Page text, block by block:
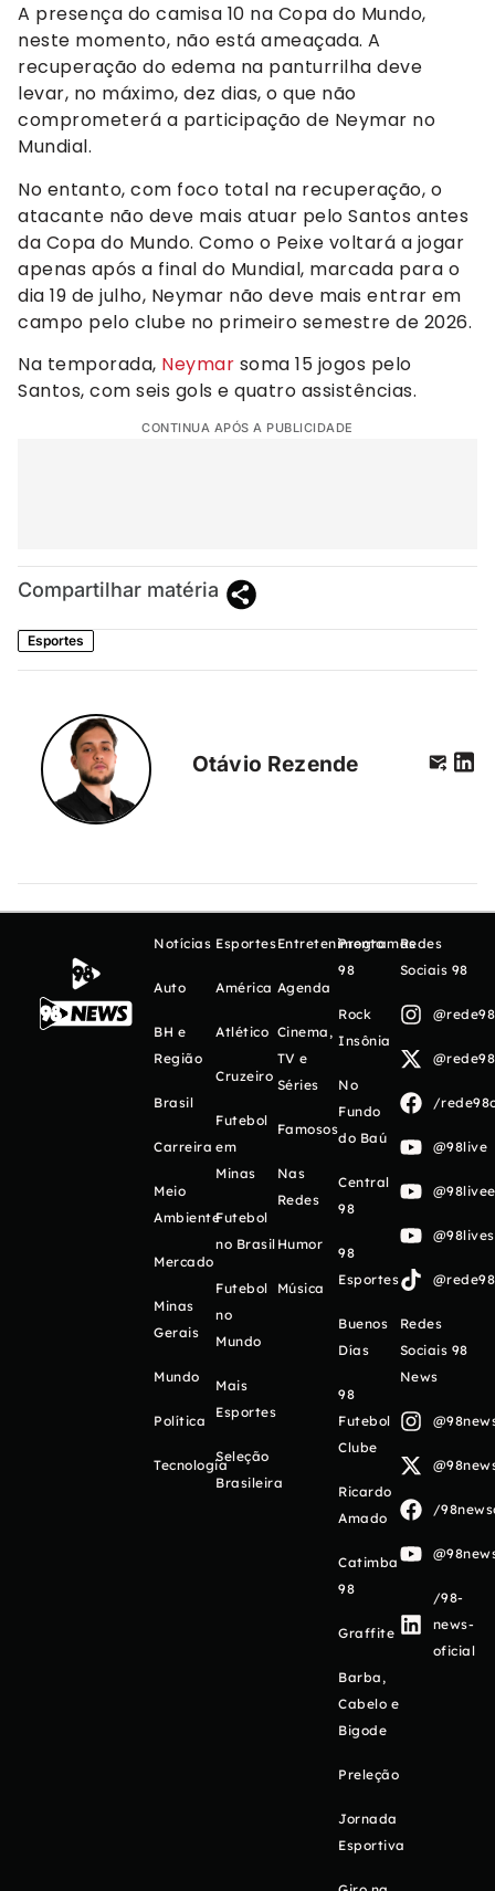
A presença do camisa 10 na Copa do Mundo,
neste momento, não está ameaçada. A
recuperação do edema na panturrilha deve
levar, no máximo, dez dias, o que não
comprometerá a participação de Neymar no
Mundial.
No entanto, com foco total na recuperação, o
atacante não deve mais atuar pelo Santos antes
da Copa do Mundo. Como o Peixe voltará a jogar
apenas após a final do Mundial, marcada para o
dia 19 de julho, Neymar não deve mais entrar em
campo pelo clube no primeiro semestre de 2026.
Na temporada, Neymar soma 15 jogos pelo
Santos, com seis gols e quatro assistências.
CONTINUA APÓS A PUBLICIDADE
Compartilhar matéria
Esportes
Otávio Rezende
Notícias
Auto
BH e
Região
Brasil
Carreira
Meio
Ambiente
Mercado
Minas
Gerais
Mundo
Política
Tecnologia
Esportes
América
Atlético
Cruzeiro
Futebol
em
Minas
Futebol
no Brasil
Futebol
no
Mundo
Mais
Esportes
Seleção
Brasileira
Entretenimento
Agenda
Cinema,
TV e
Séries
Famosos
Nas
Redes
Humor
Música
Programas
98
Rock
Insônia
No
Fundo
do Baú
Central
98
98
Esportes
Buenos
Días
98
Futebol
Clube
Ricardo
Amado
Catimba
98
Graffite
Barba,
Cabelo e
Bigode
Preleção
Jornada
Esportiva
Redes
Sociais 98
/
@98live
Redes
Sociais 98
News
/
/98-
news-
oficial